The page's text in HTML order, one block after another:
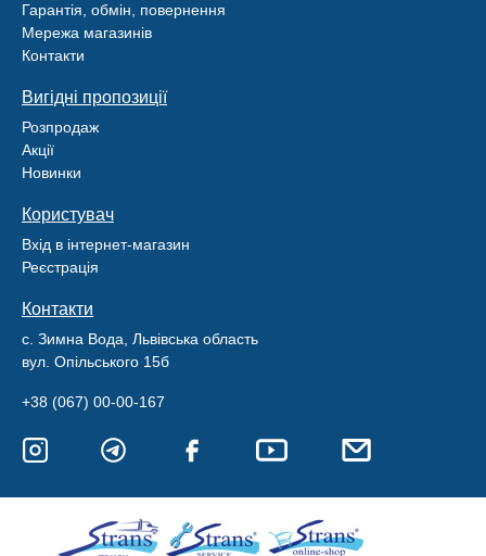
Гарантія, обмін, повернення
Мережа магазинів
Контакти
Вигідні пропозиції
Розпродаж
Акції
Новинки
Користувач
Вхід в інтернет-магазин
Реєстрація
Контакти
с. Зимна Вода, Львівська область
вул. Опільського 15б
+38 (067) 00-00-167